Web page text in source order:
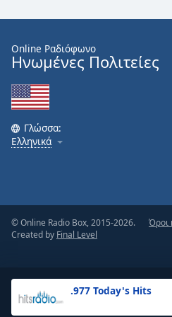
Text
Opacity
Opacity
Background
.977 Today's Hits
Online Ραδιόφωνο
Ηνωμένες Πολιτείες
Γλώσσα:
Ελληνικά
© Online Radio Box, 2015-2026.
Created by Final Level
Όροι